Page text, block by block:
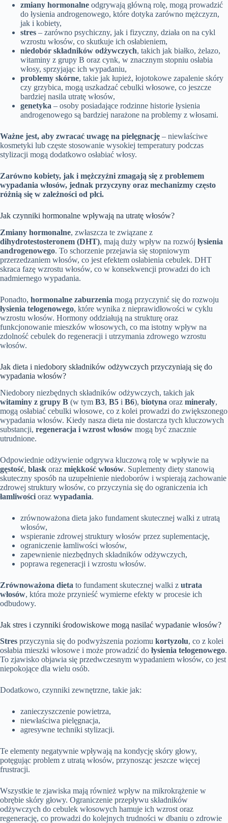
zmiany hormonalne odgrywają główną rolę, mogą prowadzić
do łysienia androgenowego, które dotyka zarówno mężczyzn,
jak i kobiety,
stres – zarówno psychiczny, jak i fizyczny, działa on na cykl
wzrostu włosów, co skutkuje ich osłabieniem,
niedobór składników odżywczych, takich jak białko, żelazo,
witaminy z grupy B oraz cynk, w znacznym stopniu osłabia
włosy, sprzyjając ich wypadaniu,
problemy skórne, takie jak łupież, łojotokowe zapalenie skóry
czy grzybica, mogą uszkadzać cebulki włosowe, co jeszcze
bardziej nasila utratę włosów,
genetyka – osoby posiadające rodzinne historie łysienia
androgenowego są bardziej narażone na problemy z włosami.
Ważne jest, aby zwracać uwagę na pielęgnację – niewłaściwe
kosmetyki lub częste stosowanie wysokiej temperatury podczas
stylizacji mogą dodatkowo osłabiać włosy.
Zarówno kobiety, jak i mężczyźni zmagają się z problemem
wypadania włosów, jednak przyczyny oraz mechanizmy często
różnią się w zależności od płci.
Jak czynniki hormonalne wpływają na utratę włosów?
Zmiany hormonalne, zwłaszcza te związane z
dihydrotestosteronem (DHT), mają duży wpływ na rozwój łysienia
androgenowego. To schorzenie przejawia się stopniowym
przerzedzaniem włosów, co jest efektem osłabienia cebulek. DHT
skraca fazę wzrostu włosów, co w konsekwencji prowadzi do ich
nadmiernego wypadania.
Ponadto, hormonalne zaburzenia mogą przyczynić się do rozwoju
łysienia telogenowego, które wynika z nieprawidłowości w cyklu
wzrostu włosów. Hormony oddziałują na strukturę oraz
funkcjonowanie mieszków włosowych, co ma istotny wpływ na
zdolność cebulek do regeneracji i utrzymania zdrowego wzrostu
włosów.
Jak dieta i niedobory składników odżywczych przyczyniają się do
wypadania włosów?
Niedobory niezbędnych składników odżywczych, takich jak
witaminy z grupy B (w tym B3, B5 i B6), biotyna oraz minerały,
mogą osłabiać cebulki włosowe, co z kolei prowadzi do zwiększonego
wypadania włosów. Kiedy nasza dieta nie dostarcza tych kluczowych
substancji, regeneracja i wzrost włosów mogą być znacznie
utrudnione.
Odpowiednie odżywienie odgrywa kluczową rolę w wpływie na
gęstość, blask oraz miękkość włosów. Suplementy diety stanowią
skuteczny sposób na uzupełnienie niedoborów i wspierają zachowanie
zdrowej struktury włosów, co przyczynia się do ograniczenia ich
łamliwości oraz wypadania.
zrównoważona dieta jako fundament skutecznej walki z utratą
włosów,
wspieranie zdrowej struktury włosów przez suplementację,
ograniczenie łamliwości włosów,
zapewnienie niezbędnych składników odżywczych,
poprawa regeneracji i wzrostu włosów.
Zrównoważona dieta to fundament skutecznej walki z utrata
włosów, która może przynieść wymierne efekty w procesie ich
odbudowy.
Jak stres i czynniki środowiskowe mogą nasilać wypadanie włosów?
Stres przyczynia się do podwyższenia poziomu kortyzolu, co z kolei
osłabia mieszki włosowe i może prowadzić do łysienia telogenowego.
To zjawisko objawia się przedwczesnym wypadaniem włosów, co jest
niepokojące dla wielu osób.
Dodatkowo, czynniki zewnętrzne, takie jak:
zanieczyszczenie powietrza,
niewłaściwa pielęgnacja,
agresywne techniki stylizacji.
Te elementy negatywnie wpływają na kondycję skóry głowy,
potęgując problem z utratą włosów, przynosząc jeszcze więcej
frustracji.
Wszystkie te zjawiska mają również wpływ na mikrokrążenie w
obrębie skóry głowy. Ograniczenie przepływu składników
odżywczych do cebulek włosowych hamuje ich wzrost oraz
regenerację, co prowadzi do kolejnych trudności w dbaniu o zdrowie